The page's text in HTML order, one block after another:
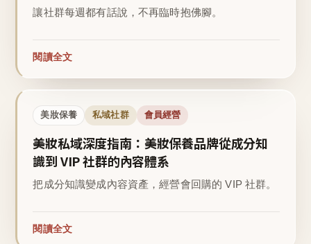
讓社群每週都有話說，不再臨時抱佛腳。
閱讀全文
美妝保養 私域社群 會員經營
美妝私域深度指南：美妝保養品牌從成分知
識到 VIP 社群的內容體系
把成分知識變成內容資產，經營會回購的 VIP 社群。
閱讀全文